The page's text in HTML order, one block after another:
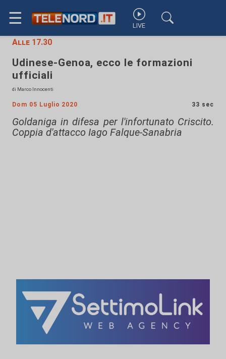
☰ LIVE
Alle 17.30
Udinese-Genoa, ecco le formazioni
ufficiali
di Marco Innocenti
Dom 05 Luglio 2020 33 sec
Goldaniga in difesa per l'infortunato Criscito.
Coppia d'attacco Iago Falque-Sanabria